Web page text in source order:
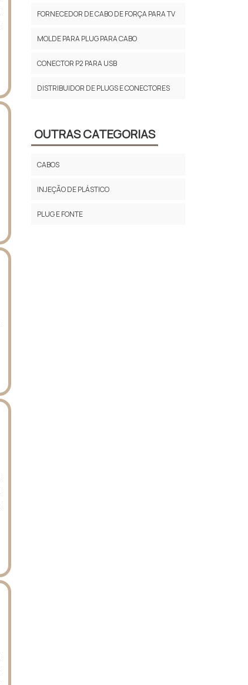
FORNECEDOR DE CABO DE FORÇA PARA TV
MOLDE PARA PLUG PARA CABO
CONECTOR P2 PARA USB
DISTRIBUIDOR DE PLUGS E CONECTORES
OUTRAS CATEGORIAS
CABOS
INJEÇÃO DE PLÁSTICO
PLUG E FONTE